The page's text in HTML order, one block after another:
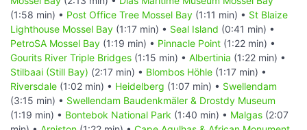
(1:58 min) • Post Office Tree Mossel Bay (1:11 min) • St Blaize
Lighthouse Mossel Bay (1:17 min) • Seal Island (0:41 min) •
PetroSA Mossel Bay (1:19 min) • Pinnacle Point (1:22 min) •
Gourits River Triple Bridges (1:15 min) • Albertinia (1:22 min) •
Stilbaai (Still Bay) (2:17 min) • Blombos Höhle (1:17 min) •
Riversdale (1:02 min) • Heidelberg (1:07 min) • Swellendam
(3:15 min) • Swellendam Baudenkmäler & Drostdy Museum
(1:19 min) • Bontebok National Park (1:40 min) • Malgas (2:07